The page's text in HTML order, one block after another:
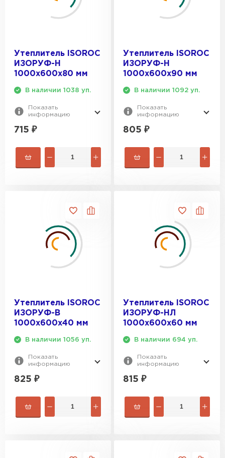
Утеплитель ISOROC
ИЗОРУФ-Н
1000х600х80 мм
В наличии 1038 уп.
Показать
информацию
715 ₽
Утеплитель ISOROC
ИЗОРУФ-Н
1000х600х90 мм
В наличии 1092 уп.
Показать
информацию
805 ₽
Утеплитель ISOROC
ИЗОРУФ-В
1000х600х40 мм
В наличии 1056 уп.
Показать
информацию
825 ₽
Утеплитель ISOROC
ИЗОРУФ-НЛ
1000х600х60 мм
В наличии 694 уп.
Показать
информацию
815 ₽